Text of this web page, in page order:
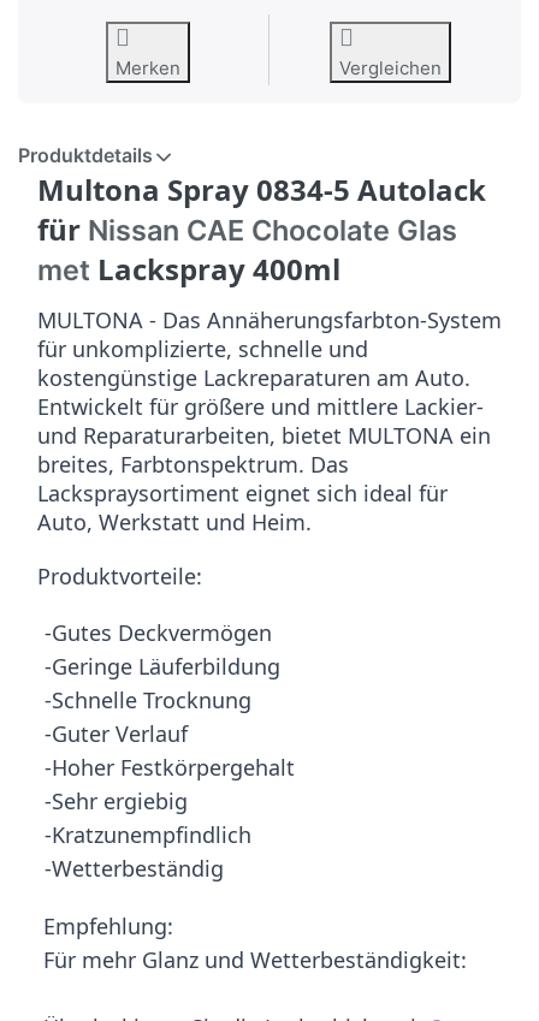
Merken Vergleichen
Produktdetails
Multona Spray 0834-5 Autolack
für Nissan CAE Chocolate Glas
met Lackspray 400ml
MULTONA - Das Annäherungsfarbton-System
für unkomplizierte, schnelle und
kostengünstige Lackreparaturen am Auto.
Entwickelt für größere und mittlere Lackier-
und Reparaturarbeiten, bietet MULTONA ein
breites, Farbtonspektrum. Das
Lackspraysortiment eignet sich ideal für
Auto, Werkstatt und Heim.
Produktvorteile:
-Gutes Deckvermögen
-Geringe Läuferbildung
-Schnelle Trocknung
-Guter Verlauf
-Hoher Festkörpergehalt
-Sehr ergiebig
-Kratzunempfindlich
-Wetterbeständig
Empfehlung:
Für mehr Glanz und Wetterbeständigkeit: